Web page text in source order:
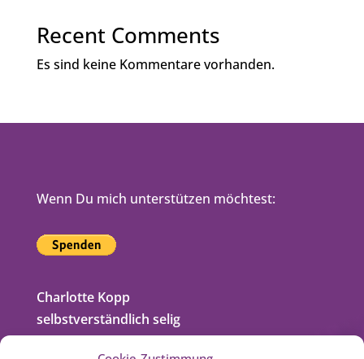
Recent Comments
Es sind keine Kommentare vorhanden.
Wenn Du mich unterstützen möchtest:
Charlotte Kopp
selbstverständlich selig
Hans-Matthiessen-Str. 21